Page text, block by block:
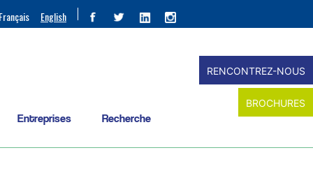
Français English
Entreprises Recherche
RENCONTREZ-NOUS
BROCHURES